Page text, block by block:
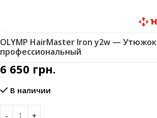
OLYMP HairMaster Iron y2w — Утюжок
профессиональный
6 650 грн.
В наличии